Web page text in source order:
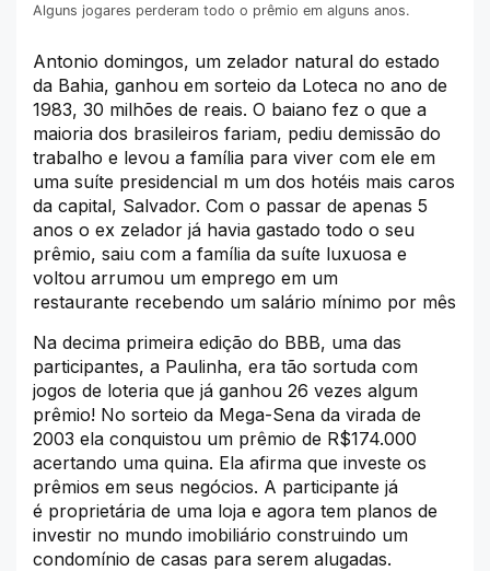
Alguns jogares perderam todo o prêmio em alguns anos.
Antonio domingos, um zelador natural do estado
da Bahia, ganhou em sorteio da Loteca no ano de
1983, 30 milhões de reais. O baiano fez o que a
maioria dos brasileiros fariam, pediu demissão do
trabalho e levou a família para viver com ele em
uma suíte presidencial m um dos hotéis mais caros
da capital, Salvador. Com o passar de apenas 5
anos o ex zelador já havia gastado todo o seu
prêmio, saiu com a família da suíte luxuosa e
voltou arrumou um emprego em um
restaurante recebendo um salário mínimo por mês
Na decima primeira edição do BBB, uma das
participantes, a Paulinha, era tão sortuda com
jogos de loteria que já ganhou 26 vezes algum
prêmio! No sorteio da Mega-Sena da virada de
2003 ela conquistou um prêmio de R$174.000
acertando uma quina. Ela afirma que investe os
prêmios em seus negócios. A participante já
é proprietária de uma loja e agora tem planos de
investir no mundo imobiliário construindo um
condomínio de casas para serem alugadas.